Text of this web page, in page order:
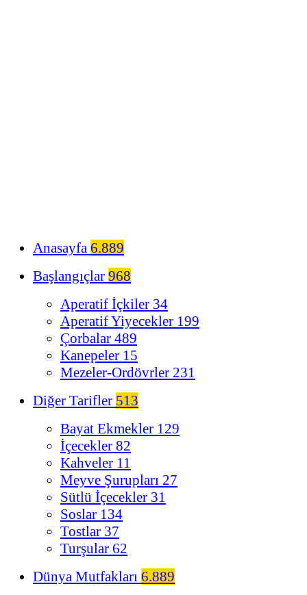
Anasayfa 6.889
Başlangıçlar 968
Aperatif İçkiler 34
Aperatif Yiyecekler 199
Çorbalar 489
Kanepeler 15
Mezeler-Ordövrler 231
Diğer Tarifler 513
Bayat Ekmekler 129
İçecekler 82
Kahveler 11
Meyve Şurupları 27
Sütlü İçecekler 31
Soslar 134
Tostlar 37
Turşular 62
Dünya Mutfakları 6.889